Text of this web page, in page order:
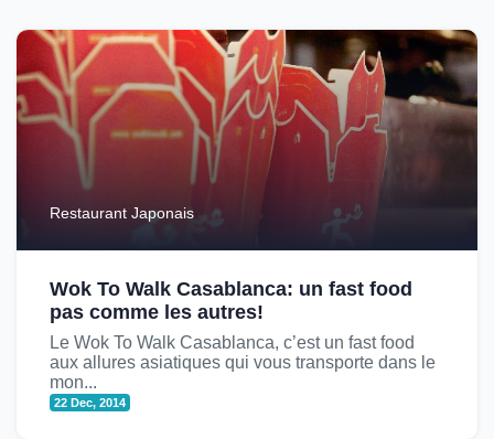
Restaurant Japonais
Wok To Walk Casablanca: un fast food
pas comme les autres!
Le Wok To Walk Casablanca, c’est un fast food
aux allures asiatiques qui vous transporte dans le
mon...
22 Dec, 2014